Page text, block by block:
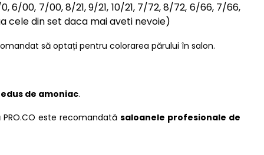
00, 7/00, 8/21, 9/21, 10/21, 7/72, 8/72, 6/66, 7/66,
cele din set daca mai aveti nevoie)
să optați pentru colorarea părului în salon.
de amoniac.
este recomandată saloanele profesionale de